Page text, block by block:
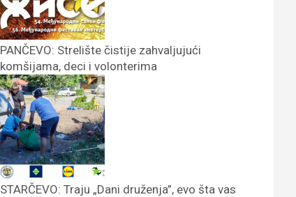
PANČEVO: Strelište čistije zahvaljujući
komšijama, deci i volonterima
STARČEVO: Traju „Dani druženja”, evo šta vas